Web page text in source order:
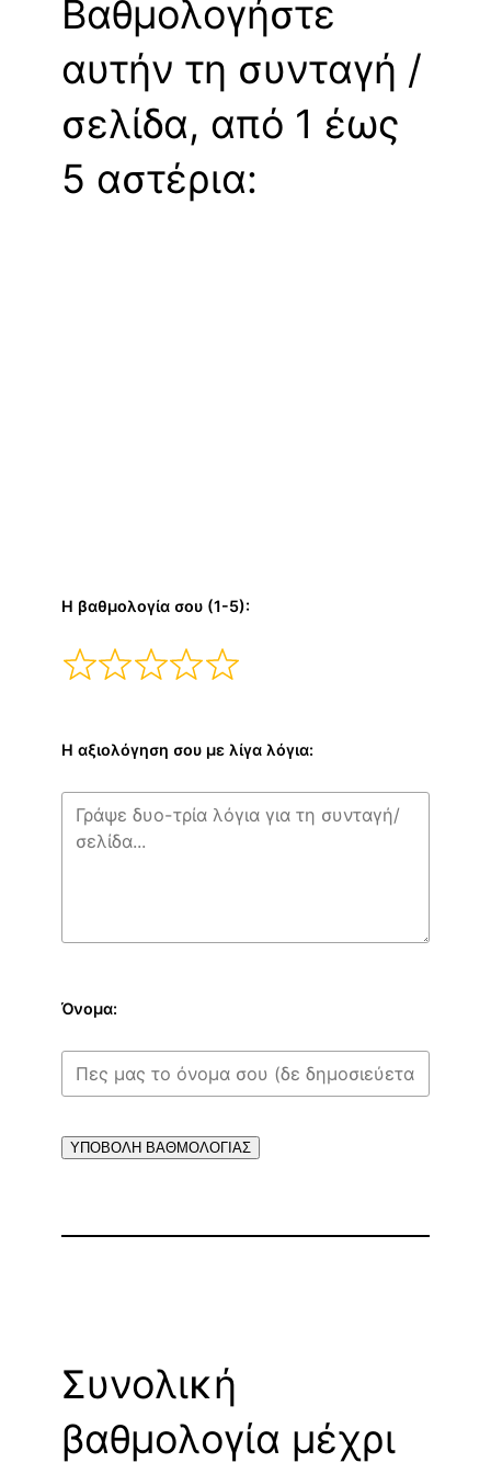
Βαθμολογήστε
αυτήν τη συνταγή /
σελίδα, από 1 έως
5 αστέρια:
Η βαθμολογία σου (1-5):
Η αξιολόγηση σου με λίγα λόγια:
Όνομα:
ΥΠΟΒΟΛΗ ΒΑΘΜΟΛΟΓΙΑΣ
Συνολική
βαθμολογία μέχρι